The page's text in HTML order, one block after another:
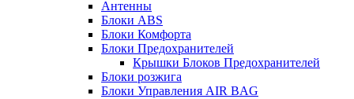
Антенны
Блоки ABS
Блоки Комфорта
Блоки Предохранителей
Крышки Блоков Предохранителей
Блоки розжига
Блоки Управления AIR BAG